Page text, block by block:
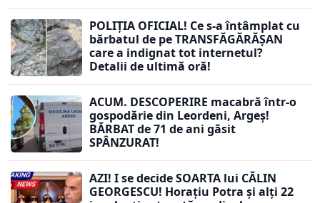
POLIȚIA OFICIAL! Ce s-a întâmplat cu
bărbatul de pe TRANSFĂGĂRĂȘAN
care a indignat tot internetul?
Detalii de ultimă oră!
ACUM. DESCOPERIRE macabră într-o
gospodărie din Leordeni, Argeș!
BĂRBAT de 71 de ani găsit
SPÂNZURAT!
AZI! I se decide SOARTA lui CĂLIN
GEORGESCU! Horațiu Potra și alți 22